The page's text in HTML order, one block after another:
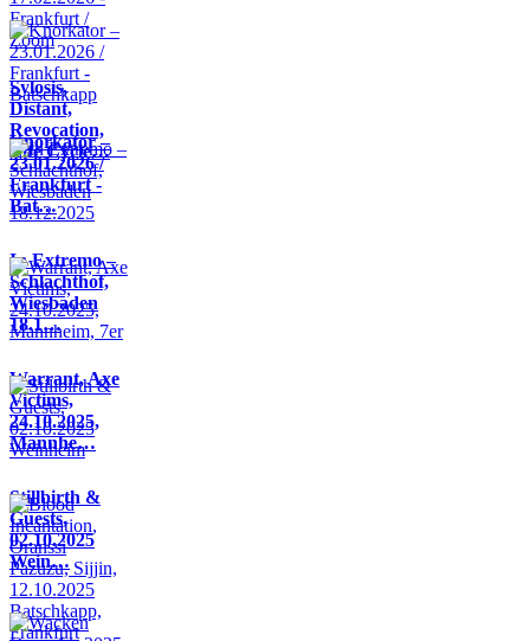
Sylosis,
Distant,
Revocation,
Life Cycle…
Knorkator –
23.01.2026 /
Frankfurt -
Bat…
In Extremo –
Schlachthof,
Wiesbaden
18.1…
Warrant, Axe
Victims,
24.10.2025,
Mannhe…
Stillbirth &
Guests,
02.10.2025
Wein…